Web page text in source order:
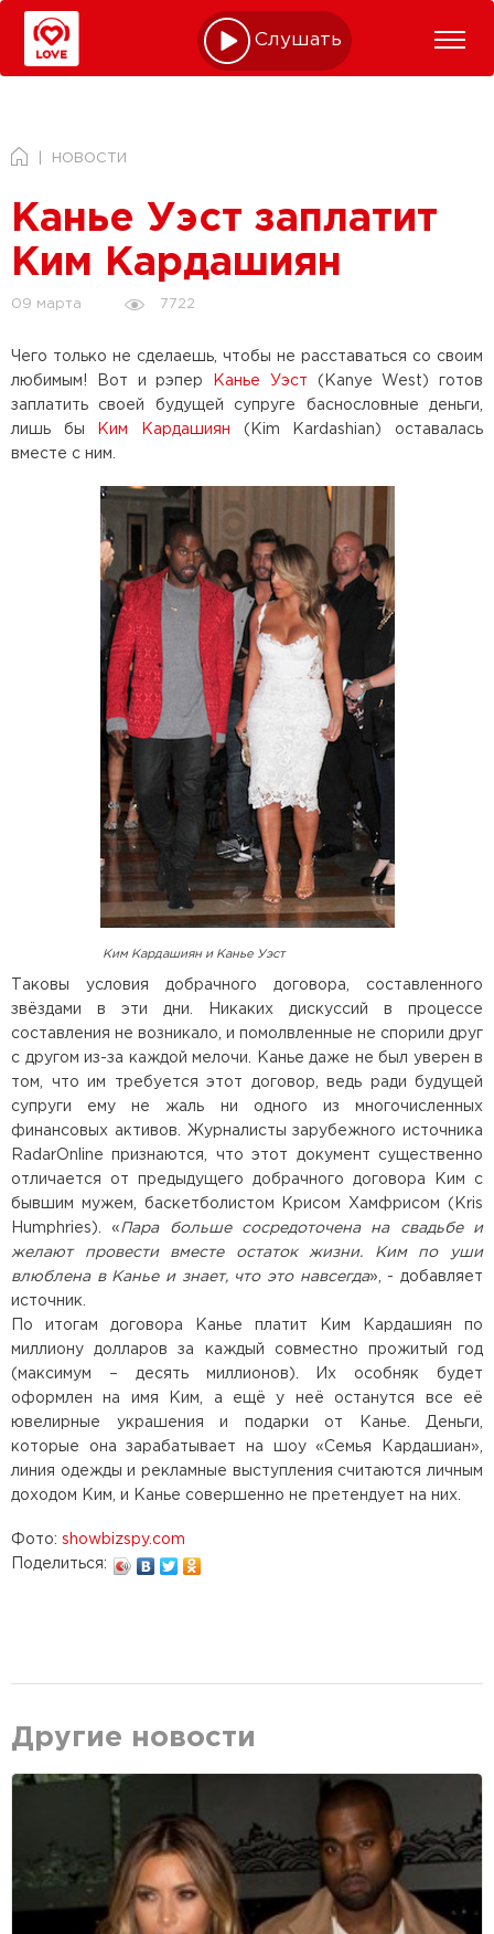
Слушать online
НОВОСТИ
Канье Уэст заплатит
Ким Кардашиян
09 марта 7722
Чего только не сделаешь, чтобы не расставаться со своим
любимым! Вот и рэпер
Канье Уэст (Kanye West) готов
заплатить своей будущей супруге баснословные деньги,
лишь бы
Ким Кардашиян (Kim Kardashian) оставалась
вместе с ним.
Ким Кардашиян и Канье Уэст
Таковы условия добрачного договора, составленного
звёздами в эти дни. Никаких дискуссий в процессе
составления не возникало, и помолвленные не спорили друг
с другом из-за каждой мелочи. Канье даже не был уверен в
том, что им требуется этот договор, ведь ради будущей
супруги ему не жаль ни одного из многочисленных
финансовых активов. Журналисты зарубежного источника
RadarOnline признаются, что этот документ существенно
отличается от предыдущего добрачного договора Ким с
бывшим мужем, баскетболистом Крисом Хамфрисом (Kris
Humphries). «Пара больше сосредоточена на свадьбе и
желают провести вместе остаток жизни. Ким по уши
влюблена в Канье и знает, что это навсегда», - добавляет
источник.
По итогам договора Канье платит Ким Кардашиян по
миллиону долларов за каждый совместно прожитый год
(максимум – десять миллионов). Их особняк будет
оформлен на имя Ким, а ещё у неё останутся все её
ювелирные украшения и подарки от Канье. Деньги,
которые она зарабатывает на шоу «Семья Кардашиан»,
линия одежды и рекламные выступления считаются личным
доходом Ким, и Канье совершенно не претендует на них.
Фото: showbizspy.com
Поделиться:
Другие новости